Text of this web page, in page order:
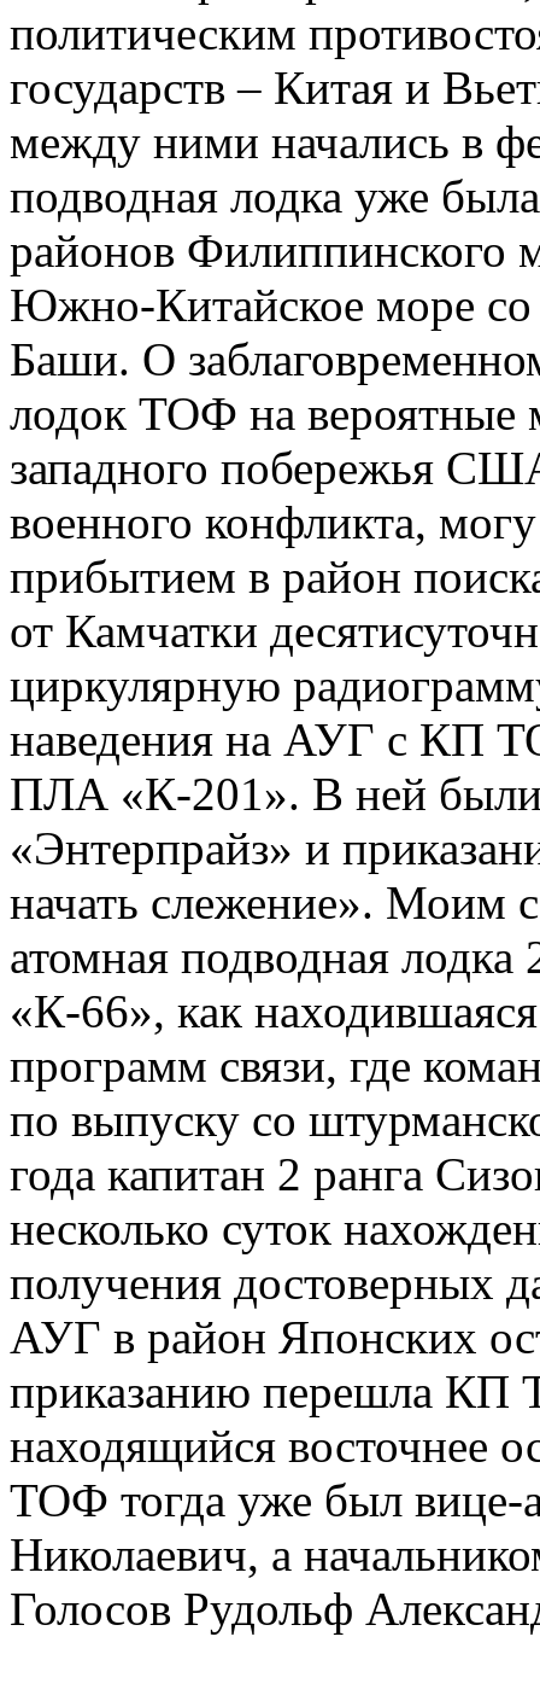
политическим
государств – Китая и
между ними начались в
подводная лодка уже
районов Филиппинского
Южно-Китайское море со
Баши. О
лодок ТОФ на
западного побережья
военного конфликта,
прибытием в район
от Камчатки
циркулярную
наведения на АУГ с КП
ПЛА «К-201». В ней
«Энтерпрайз» и
начать слежение». Моим
атомная подводная
«К-66», как
программ связи, где
по выпуску со
года капитан 2 ранга
несколько суток
получения достоверных
АУГ в район Японских
приказанию перешла КП
находящийся восточнее
ТОФ тогда уже был
Николаевич, а
Голосов Рудольф